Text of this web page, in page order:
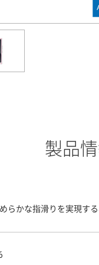
製品
らかな指滑りを実現す